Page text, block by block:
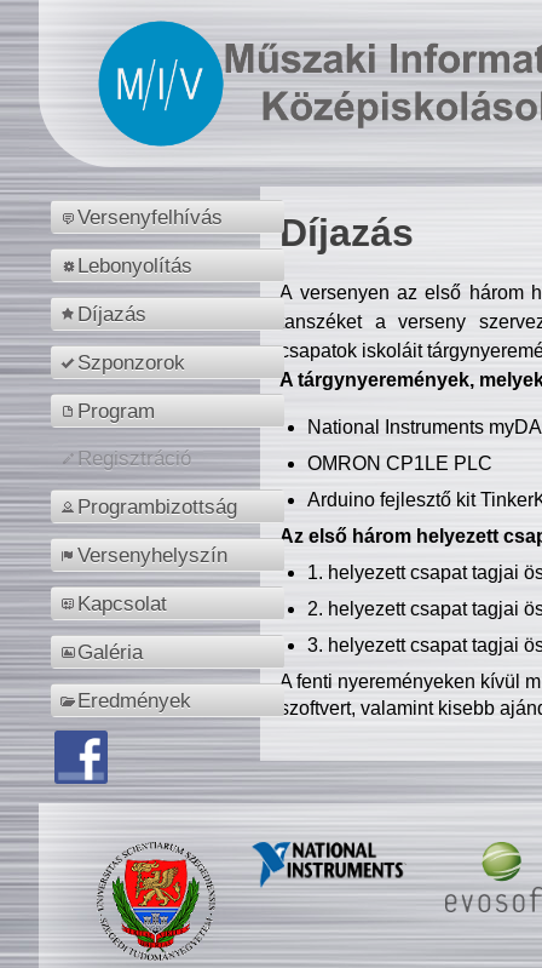
Versenyfelhívás
Lebonyolítás
Díjazás
Szponzorok
Program
Regisztráció
Programbizottság
Versenyhelyszín
Kapcsolat
Galéria
Eredmények
Díjazás
A versenyen az első három
tanszéket a verseny
csapatok iskoláit
A tárgynyeremények,
National Instruments
OMRON CP1LE PLC
Arduino fejlesztő kit
Az első három helyezett
1. helyezett csapat tagjai
2. helyezett csapat tagjai
3. helyezett csapat tagjai
A fenti nyereményeken kívül
szoftvert, valamint kisebb